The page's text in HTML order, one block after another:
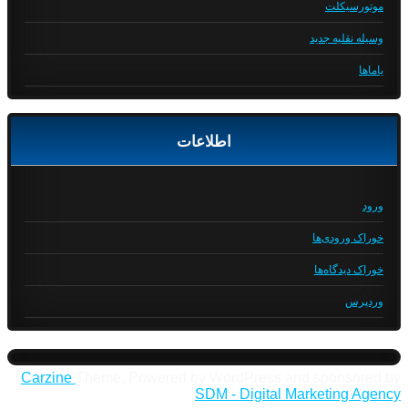
موتورسیکلت
وسیله نقلیه جدید
یاماها
اطلاعات
ورود
خوراک ورودی‌ها
خوراک دیدگاه‌ها
وردپرس
Carzine
SDM - Digital Marketing Agency